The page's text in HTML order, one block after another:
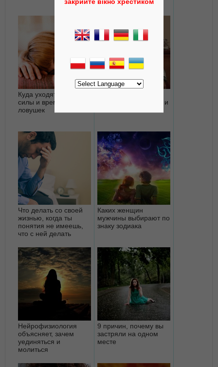
СПОСОБЫ,
ПРОФЕССИОНАЛАМИ
Куда уходят наши
силы и время? 5
ловушек
способность любить и
Что делать со своей
жизнью, когда ты
понятия не имеешь,
что с ней делать
Каких женщин
мужчины выбирают по
знаку зодиака
Нейрофизиология
объясняет, зачем
уединяться и
молиться
9 причин, почему вы
застряли на одном
месте
закрийте вікно хрестиком